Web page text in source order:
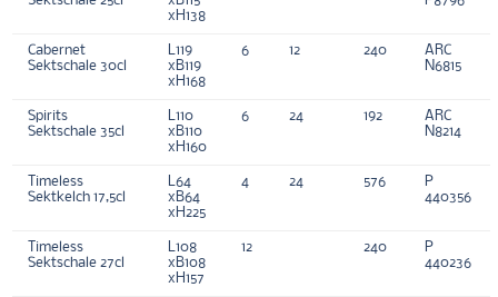
xH138
Cabernet
Sektschale 30cl
L119
xB119
xH168
6 12 240
ARC
N6815
Spirits
Sektschale 35cl
L110
xB110
xH160
6 24 192
ARC
N8214
Timeless
Sektkelch 17,5cl
L64
xB64
xH225
4 24 576
P
440356
Timeless
Sektschale 27cl
L108
xB108
xH157
12 240
P
440236